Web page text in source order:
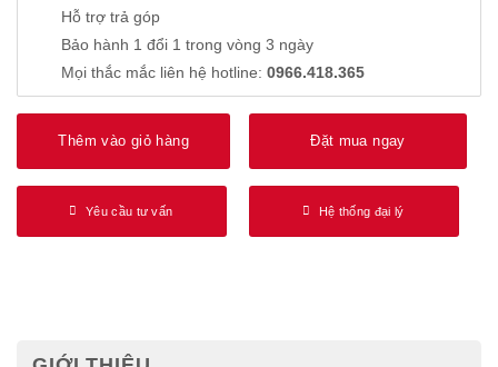
Hỗ trợ trả góp
Bảo hành 1 đổi 1 trong vòng 3 ngày
Mọi thắc mắc liên hệ hotline: 0966.418.365
Thêm vào giỏ hàng Đặt mua ngay
Yêu cầu tư vấn Hệ thống đại lý